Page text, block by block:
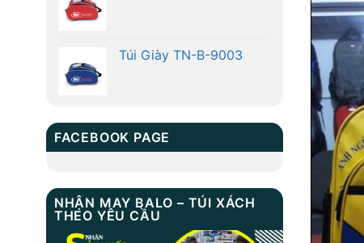
Túi Giày TN-B-9003
FACEBOOK PAGE
NHẬN MAY BALO – TÚI XÁCH
THEO YÊU CẦU